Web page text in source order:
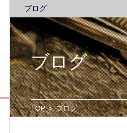
ブログ
ブログ
TOP>ブログ